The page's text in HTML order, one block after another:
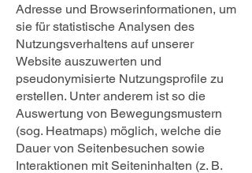
Adresse und Browserinformationen, um
sie für statistische Analysen des
Nutzungsverhaltens auf unserer
Website auszuwerten und
pseudonymisierte Nutzungsprofile zu
erstellen. Unter anderem ist so die
Auswertung von Bewegungsmustern
(sog. Heatmaps) möglich, welche die
Dauer von Seitenbesuchen sowie
Interaktionen mit Seiteninhalten (z. B.